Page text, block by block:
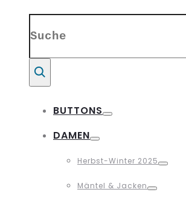
Suche
BUTTONS
DAMEN
Herbst-Winter 2025
Mäntel & Jacken